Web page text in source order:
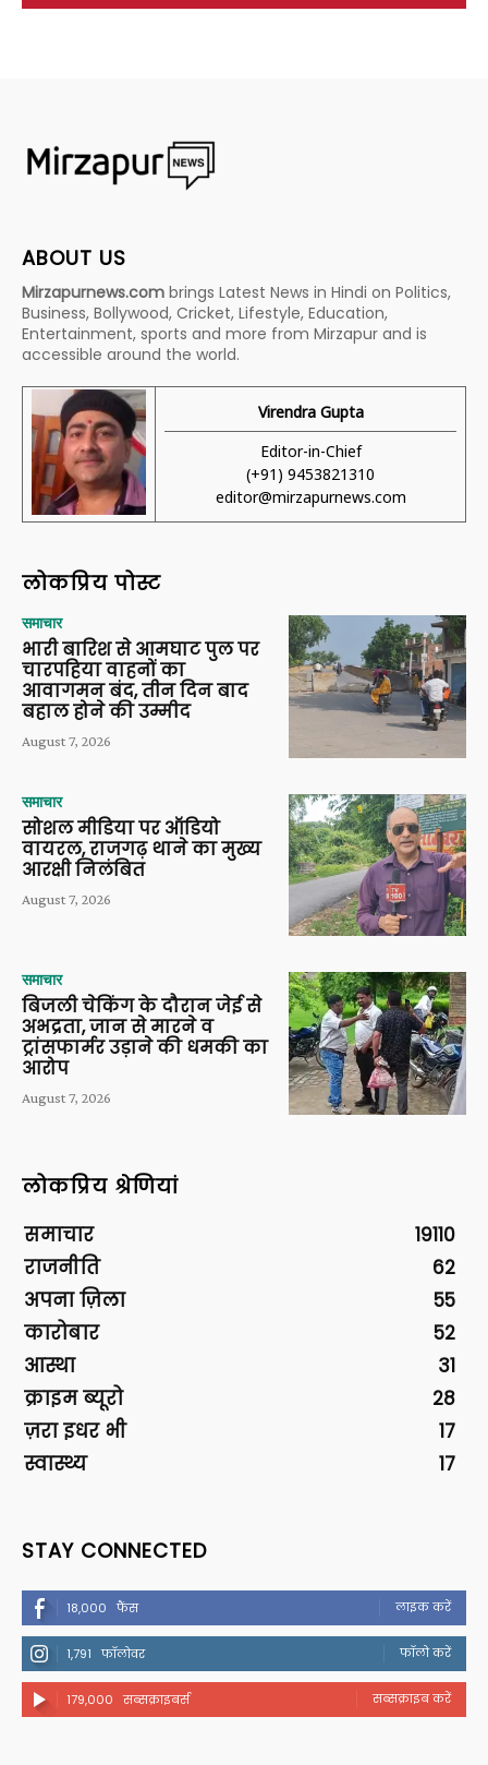
ABOUT US
Mirzapurnews.com brings Latest News in Hindi on Politics,
Business, Bollywood, Cricket, Lifestyle, Education,
Entertainment, sports and more from Mirzapur and is
accessible around the world.
Virendra Gupta
Editor-in-Chief
(+91) 9453821310
editor@mirzapurnews.com
लोकप्रिय पोस्ट
समाचार
भारी बारिश से आमघाट पुल पर
चारपहिया वाहनों का
आवागमन बंद, तीन दिन बाद
बहाल होने की उम्मीद
August 7, 2026
समाचार
सोशल मीडिया पर ऑडियो
वायरल, राजगढ़ थाने का मुख्य
आरक्षी निलंबित
August 7, 2026
समाचार
बिजली चेकिंग के दौरान जेई से
अभद्रता, जान से मारने व
ट्रांसफार्मर उड़ाने की धमकी का
आरोप
August 7, 2026
लोकप्रिय श्रेणियां
समाचार
19110
राजनीति
62
अपना ज़िला
55
कारोबार
52
आस्था
31
क्राइम ब्यूरो
28
ज़रा इधर भी
17
स्वास्थ्य
17
STAY CONNECTED
18,000 फैंस लाइक करें
1,791 फॉलोवर फॉलो करें
179,000 सब्सक्राइबर्स सब्सक्राइब करें